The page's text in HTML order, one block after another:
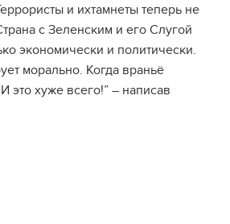
и ихтамнеты теперь не
с Зеленским и его Слугой
экономически и политически.
морально. Когда враньё
это хуже всего!” – написав